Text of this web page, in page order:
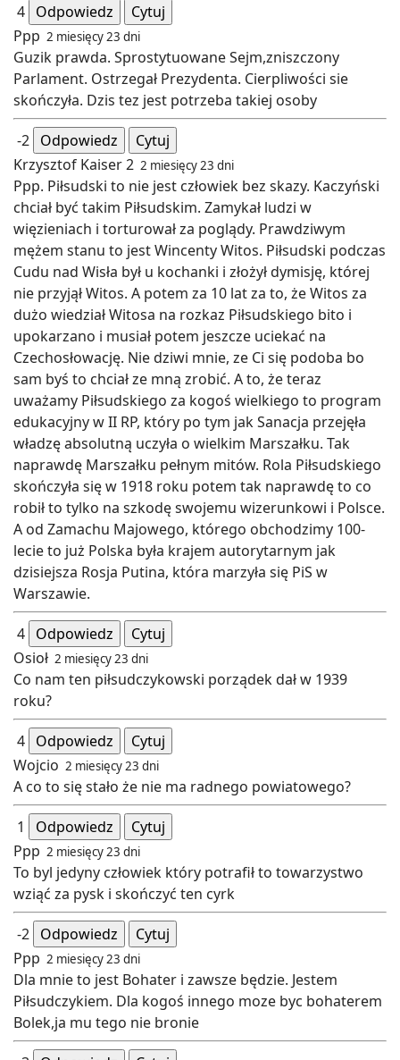
4 Odpowiedz
Cytuj
Ppp 2 miesięcy 23 dni
Guzik prawda. Sprostytuowane Sejm,zniszczony
Parlament. Ostrzegał Prezydenta. Cierpliwości sie
skończyła. Dzis tez jest potrzeba takiej osoby
-2 Odpowiedz
Cytuj
Krzysztof Kaiser 2 2 miesięcy 23 dni
Ppp. Piłsudski to nie jest człowiek bez skazy. Kaczyński
chciał być takim Piłsudskim. Zamykał ludzi w
więzieniach i torturował za poglądy. Prawdziwym
mężem stanu to jest Wincenty Witos. Piłsudski podczas
Cudu nad Wisła był u kochanki i złożył dymisję, której
nie przyjął Witos. A potem za 10 lat za to, że Witos za
dużo wiedział Witosa na rozkaz Piłsudskiego bito i
upokarzano i musiał potem jeszcze uciekać na
Czechosłowację. Nie dziwi mnie, ze Ci się podoba bo
sam byś to chciał ze mną zrobić. A to, że teraz
uważamy Piłsudskiego za kogoś wielkiego to program
edukacyjny w II RP, który po tym jak Sanacja przejęła
władzę absolutną uczyła o wielkim Marszałku. Tak
naprawdę Marszałku pełnym mitów. Rola Piłsudskiego
skończyła się w 1918 roku potem tak naprawdę to co
robił to tylko na szkodę swojemu wizerunkowi i Polsce.
A od Zamachu Majowego, którego obchodzimy 100-
lecie to już Polska była krajem autorytarnym jak
dzisiejsza Rosja Putina, która marzyła się PiS w
Warszawie.
4 Odpowiedz
Cytuj
Osioł 2 miesięcy 23 dni
Co nam ten piłsudczykowski porządek dał w 1939
roku?
4 Odpowiedz
Cytuj
Wojcio 2 miesięcy 23 dni
A co to się stało że nie ma radnego powiatowego?
1 Odpowiedz
Cytuj
Ppp 2 miesięcy 23 dni
To byl jedyny człowiek który potrafił to towarzystwo
wziąć za pysk i skończyć ten cyrk
-2 Odpowiedz
Cytuj
Ppp 2 miesięcy 23 dni
Dla mnie to jest Bohater i zawsze będzie. Jestem
Piłsudczykiem. Dla kogoś innego moze byc bohaterem
Bolek,ja mu tego nie bronie